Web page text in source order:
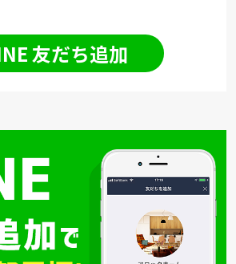
友だち追加